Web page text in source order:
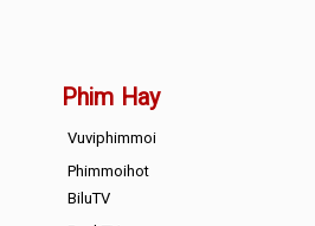
Phim Hay
Vuviphimmoi
Phimmoihot
BiluTV